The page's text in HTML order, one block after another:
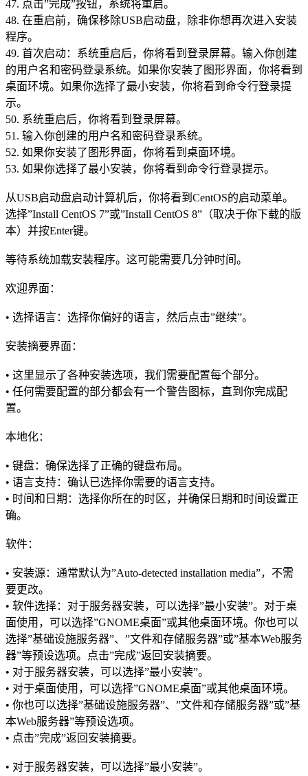
47. 点击”完成”按钮，系统将重启。
48. 在重启前，确保移除USB启动盘，除非你想再次进入安装
程序。
49. 首次启动：系统重启后，你将看到登录屏幕。输入你创建
的用户名和密码登录系统。如果你安装了图形界面，你将看到
桌面环境。如果你选择了最小安装，你将看到命令行登录提
示。
50. 系统重启后，你将看到登录屏幕。
51. 输入你创建的用户名和密码登录系统。
52. 如果你安装了图形界面，你将看到桌面环境。
53. 如果你选择了最小安装，你将看到命令行登录提示。
从USB启动盘启动计算机后，你将看到CentOS的启动菜单。
选择”Install CentOS 7”或”Install CentOS 8”（取决于你下载的版
本）并按Enter键。
等待系统加载安装程序。这可能需要几分钟时间。
欢迎界面：
• 选择语言：选择你偏好的语言，然后点击”继续”。
安装摘要界面：
• 这里显示了各种安装选项，我们需要配置每个部分。
• 任何需要配置的部分都会有一个警告图标，直到你完成配
置。
本地化：
• 键盘：确保选择了正确的键盘布局。
• 语言支持：确认已选择你需要的语言支持。
• 时间和日期：选择你所在的时区，并确保日期和时间设置正
确。
软件：
• 安装源：通常默认为”Auto-detected installation media”，不需
要更改。
• 软件选择：对于服务器安装，可以选择”最小安装”。对于桌
面使用，可以选择”GNOME桌面”或其他桌面环境。你也可以
选择”基础设施服务器”、”文件和存储服务器”或”基本Web服务
器”等预设选项。点击”完成”返回安装摘要。
• 对于服务器安装，可以选择”最小安装”。
• 对于桌面使用，可以选择”GNOME桌面”或其他桌面环境。
• 你也可以选择”基础设施服务器”、”文件和存储服务器”或”基
本Web服务器”等预设选项。
• 点击”完成”返回安装摘要。
• 对于服务器安装，可以选择”最小安装”。